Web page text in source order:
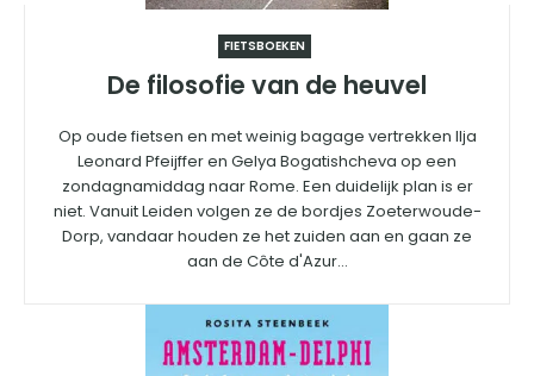
FIETSBOEKEN
De filosofie van de heuvel
Op oude fietsen en met weinig bagage vertrekken Ilja
Leonard Pfeijffer en Gelya Bogatishcheva op een
zondagnamiddag naar Rome. Een duidelijk plan is er
niet. Vanuit Leiden volgen ze de bordjes Zoeterwoude-
Dorp, vandaar houden ze het zuiden aan en gaan ze
aan de Côte d'Azur...